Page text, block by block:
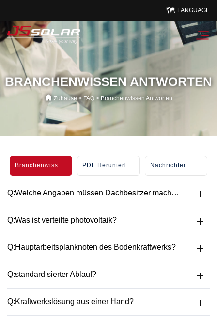
LANGUAGE
BRANCHENWISSEN ANTWORTEN
Zuhause > FAQ > Branchenwissen Antworten
Branchenwissen Antworten PDF Herunterladen Nachrichten
Q:Welche Angaben müssen Dachbesitzer machen?
Q:Was ist verteilte photovoltaik?
Q:Hauptarbeitsplanknoten des Bodenkraftwerks?
Q:standardisierter Ablauf?
Q:Kraftwerkslösung aus einer Hand?